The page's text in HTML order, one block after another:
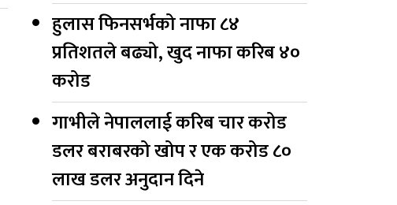
हुलास फिनसर्भको नाफा ८४
प्रतिशतले बढ्यो, खुद नाफा करिब ४०
करोड
गाभीले नेपाललाई करिब चार करोड
डलर बराबरको खोप र एक करोड ८०
लाख डलर अनुदान दिने